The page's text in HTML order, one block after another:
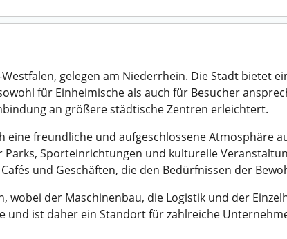
gelegen am Niederrhein. Die Stadt bietet
für Einheimische als auch für Besucher
an größere städtische Zentren erleichtert.
eine freundliche und aufgeschlossene Atmosphäre
Sporteinrichtungen und kulturelle
und Geschäften, die den Bedürfnissen der
wobei der Maschinenbau, die Logistik und der
und ist daher ein Standort für zahlreiche